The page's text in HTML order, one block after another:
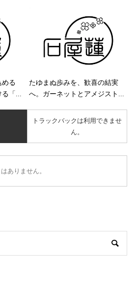
める
る「...
たゆまぬ歩みを、歓喜の結実
へ。ガーネットとアメジスト...
トラックバックは利用できませ
ん。
ありません。